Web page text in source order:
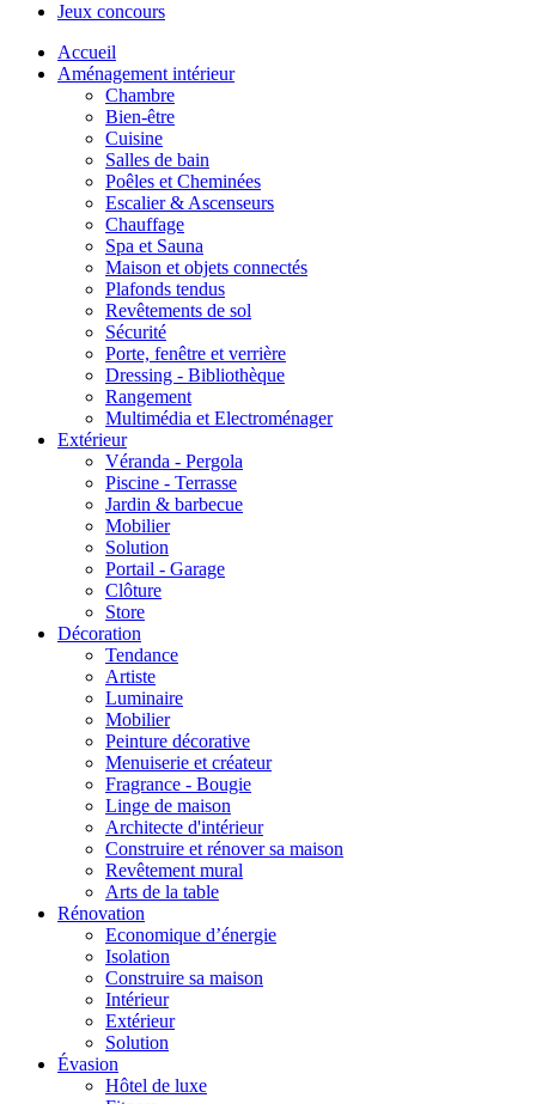
Jeux concours
Accueil
Aménagement intérieur
Chambre
Bien-être
Cuisine
Salles de bain
Poêles et Cheminées
Escalier & Ascenseurs
Chauffage
Spa et Sauna
Maison et objets connectés
Plafonds tendus
Revêtements de sol
Sécurité
Porte, fenêtre et verrière
Dressing - Bibliothèque
Rangement
Multimédia et Electroménager
Extérieur
Véranda - Pergola
Piscine - Terrasse
Jardin & barbecue
Mobilier
Solution
Portail - Garage
Clôture
Store
Décoration
Tendance
Artiste
Luminaire
Mobilier
Peinture décorative
Menuiserie et créateur
Fragrance - Bougie
Linge de maison
Architecte d'intérieur
Construire et rénover sa maison
Revêtement mural
Arts de la table
Rénovation
Economique d’énergie
Isolation
Construire sa maison
Intérieur
Extérieur
Solution
Évasion
Hôtel de luxe